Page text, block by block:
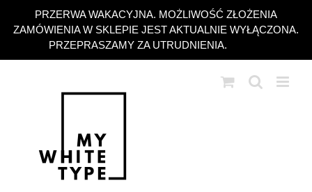
PRZERWA WAKACYJNA. MOŻLIWOŚĆ ZŁOŻENIA
ZAMÓWIENIA W SKLEPIE JEST AKTUALNIE WYŁĄCZONA.
PRZEPRASZAMY ZA UTRUDNIENIA.
zawartości